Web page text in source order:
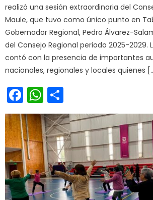
realizó una sesión extraordinaria del
Maule, que tuvo como único punto en
Gobernador Regional, Pedro Álvarez-
del Consejo Regional periodo 2025-2029.
contó con la presencia de importantes
nacionales, regionales y locales quienes
Facebook
WhatsApp